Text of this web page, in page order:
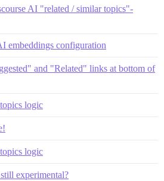
AI "related / similar topics"-
embeddings configuration
and "Related" links at bottom of
logic
logic
experimental?